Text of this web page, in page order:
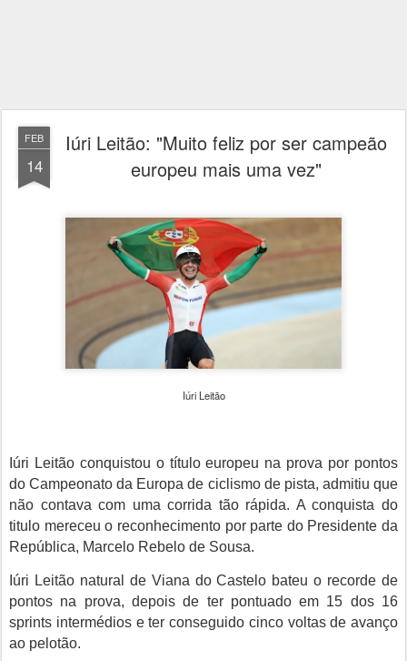
FEB
14
Iúri Leitão: "Muito feliz por ser campeão
europeu mais uma vez"
Iúri Leitão
Iúri Leitão conquistou o título europeu na prova por pontos
do Campeonato da Europa de ciclismo de pista, admitiu que
não contava com uma corrida tão rápida. A conquista do
titulo mereceu o reconhecimento por parte do Presidente da
República, Marcelo Rebelo de Sousa.
Iúri Leitão natural de Viana do Castelo bateu o recorde de
pontos na prova, depois de ter pontuado em 15 dos 16
sprints intermédios e ter conseguido cinco voltas de avanço
ao pelotão.